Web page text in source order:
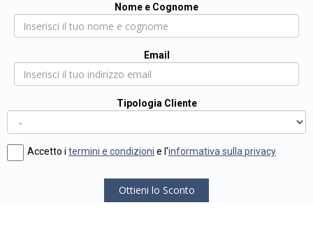
Nome e Cognome
Email
Tipologia Cliente
Accetto i termini e condizioni e l'informativa sulla privacy
Ottieni lo Sconto